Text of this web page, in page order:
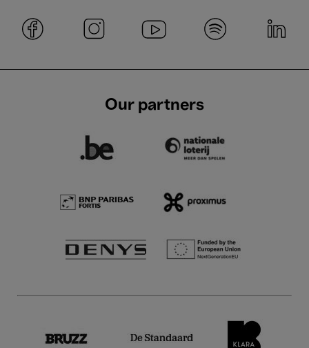
Our partners